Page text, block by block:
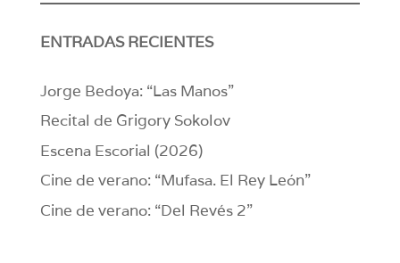
ENTRADAS RECIENTES
Jorge Bedoya: “Las Manos”
Recital de Grigory Sokolov
Escena Escorial (2026)
Cine de verano: “Mufasa. El Rey León”
Cine de verano: “Del Revés 2”